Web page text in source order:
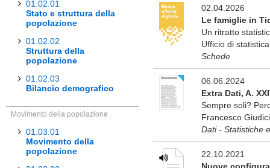
01.02.01
Stato e struttura della
popolazione
01.02.02
Struttura della
popolazione
01.02.03
Bilancio demografico
Movimento della popolazione
01.03.01
Movimento della
popolazione
02.04.2026
Le famiglie in
Un ritratto
Ufficio di statistica
Schede
06.06.2024
Extra Dati, A.
Sempre soli?
Francesco
Dati - Statistiche
22.10.2021